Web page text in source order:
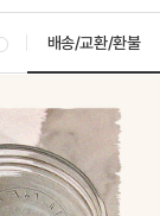
배송/교환/환불